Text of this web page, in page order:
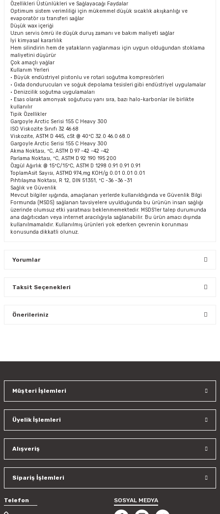
Özellikleri Üstünlükleri ve Sağlayacağı Faydalar
Optimum sistem verimliliği için mükemmel düşük sıcaklık akışkanlığı ve
evaporatör ısı transferi sağlar
Düşük wax içeriği
Uzun servis ömrü ile düşük duruş zamanı ve bakım maliyeti sağlar
İyi kimyasal kararlılık
Hem silindirin hem de yatakların yağlanması için uygun olduğundan stoklama
maliyetini düşürür
Çok amaçlı yağlar
Kullanım Yerleri
• Büyük endüstriyel pistonlu ve rotari soğutma kompresörleri
• Gıda dondurucuları ve soğuk depolama tesisleri gibi endüstriyel uygulamalar
• Denizcilik soğutma uygulamaları
• Esas olarak amonyak soğutucu yanı sıra, bazı halo-karbonlar ile birlikte
kullanılır
Tipik Özellikler
Gargoyle Arctic Serisi 155 C Heavy 300
ISO Viskozite Sınıfı 32 46 68
Viskozite, ASTM D 445, cSt @ 40ºC 32.0 46.0 68.0
Gargoyle Arctic Serisi 155 C Heavy 300
Akma Noktası, ºC, ASTM D 97 -42 -42 -42
Parlama Noktası, ºC, ASTM D 92 190 195 200
Özgül Ağırlık @ 15ºC/15ºC, ASTM D 1298 0.91 0.91 0.91
ToplamAsit Sayısı, ASTMD 974,mg KOH/g 0.01 0.01 0.01
Pıhtılaşma Noktası, R 12, DIN 51351, ºC -36 -36 -31
Sağlık ve Güvenlik
Mevcut bilgiler ışığında, amaçlanan yerlerde kullanıldığında ve Güvenlik Bilgi
Formunda (MSDS) sağlanan tavsiyelere uyulduğunda bu ürünün insan sağlığı
üzerinde olumsuz etki yaratması beklenmemektedir. MSDS'ler talep durumunda
ana dağıtıcıdan veya internet aracılığıyla sağlanabilir. Bu ürün amacı dışında
kullanılmamalıdır. Kullanılmış ürünleri yok ederken çevrenin korunması
konusunda dikkatli olunuz.
Yorumlar
Taksit Seçenekleri
Önerileriniz
Ürün resmi kalitesiz, bozuk veya görüntülenemiyor.
Ürün bilgilerinde hatalar bulunuyor.
Bu ürüne benzer farklı alternatifler olmalı.
Gönder
Müşteri İşlemleri
Üyelik İşlemleri
Alışveriş
Sipariş İşlemleri
Telefon SOSYAL MEDYA